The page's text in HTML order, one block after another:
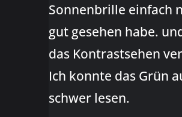
Sonnenbrille einfach
gut gesehen habe.
das Kontrastsehen
Ich konnte das Grün
schwer lesen.